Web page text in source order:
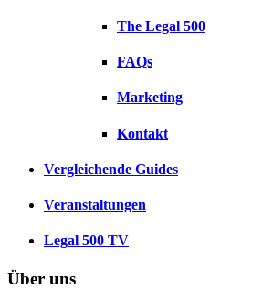
The Legal 500
FAQs
Marketing
Kontakt
Vergleichende Guides
Veranstaltungen
Legal 500 TV
Über uns